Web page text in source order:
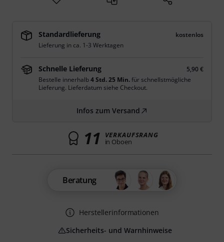
Standardlieferung
kostenlos
Lieferung in ca. 1-3 Werktagen
Schnelle Lieferung
5,90 €
Bestelle innerhalb4 Std. 25 Min.für schnellstmögliche
Lieferung. Lieferdatum siehe Checkout.
Infos zum Versand
11 VERKAUFSRANG
in Oboen
Beratung
Herstellerinformationen
Sicherheits- und Warnhinweise